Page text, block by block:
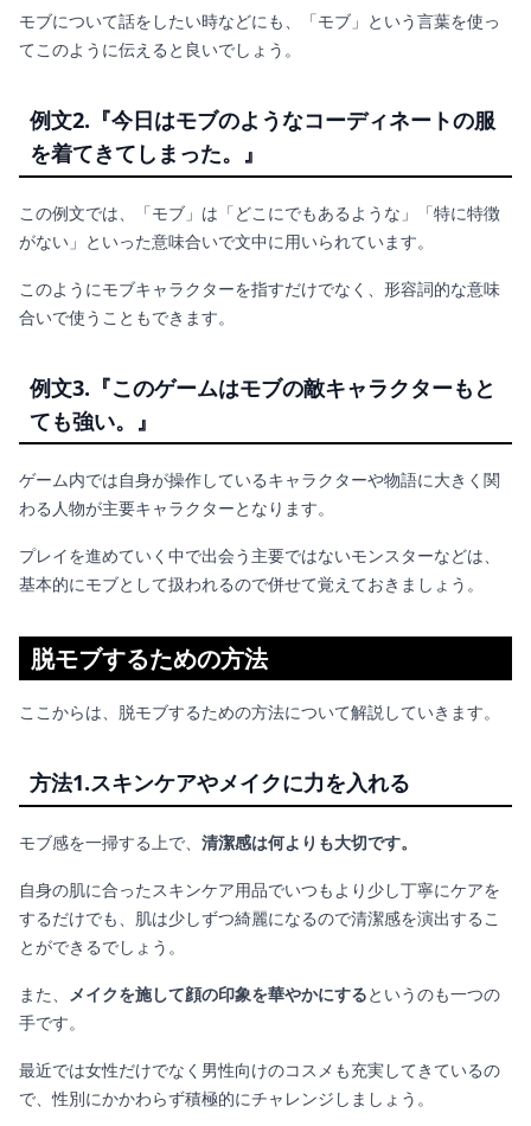
モブについて話をしたい時などにも、「モブ」という言葉を使っ
てこのように伝えると良いでしょう。
例文2.『今日はモブのようなコーディネートの服
を着てきてしまった。』
この例文では、「モブ」は「どこにでもあるような」「特に特徴
がない」といった意味合いで文中に用いられています。
このようにモブキャラクターを指すだけでなく、形容詞的な意味
合いで使うこともできます。
例文3.『このゲームはモブの敵キャラクターもと
ても強い。』
ゲーム内では自身が操作しているキャラクターや物語に大きく関
わる人物が主要キャラクターとなります。
プレイを進めていく中で出会う主要ではないモンスターなどは、
基本的にモブとして扱われるので併せて覚えておきましょう。
脱モブするための方法
ここからは、脱モブするための方法について解説していきます。
方法1.スキンケアやメイクに力を入れる
モブ感を一掃する上で、 清潔感は何よりも大切です。
自身の肌に合ったスキンケア用品でいつもより少し丁寧にケアを
するだけでも、肌は少しずつ綺麗になるので清潔感を演出するこ
とができるでしょう。
また、 メイクを施して顔の印象を華やかにするというのも一つの
手です。
最近では女性だけでなく男性向けのコスメも充実してきているの
で、性別にかかわらず積極的にチャレンジしましょう。